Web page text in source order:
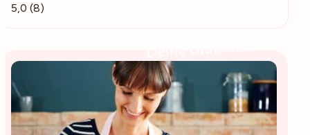
5,0 (8)